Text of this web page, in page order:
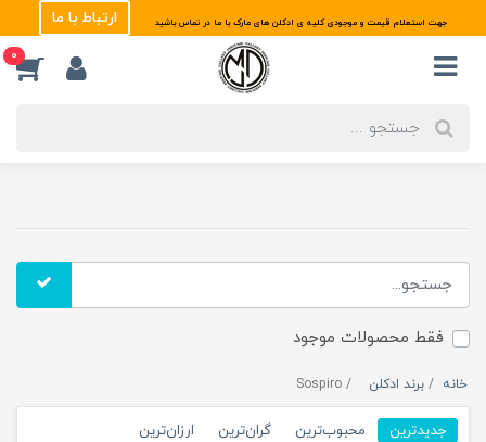
جهت استعلام قیمت و موجودی کلیه ی ادکلن های مارک با ما در تماس باشید ارتباط با ما
0
فقط محصولات موجود
خانه برند ادکلن Sospiro
جدیدترین محبوب‌ترین گران‌ترین ارزان‌ترین